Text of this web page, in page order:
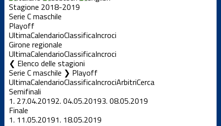
Stagione 2018-2019
Serie C maschile
Playoff
UltimaCalendarioClassificaIncroci
Girone regionale
UltimaCalendarioClassificaIncroci
Elenco delle stagioni
Serie C maschile ❯ Playoff
UltimaCalendarioClassificaIncrociArbitriCerca
Semifinali
1. 27.04.20192. 04.05.20193. 08.05.2019
Finale
1. 11.05.20191. 18.05.2019